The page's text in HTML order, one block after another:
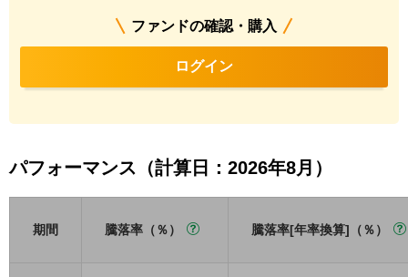
ファンドの確認・購入
ログイン
パフォーマンス（計算日：2026年8月）
期間 騰落率（％） 騰落率[年率換算]（％）